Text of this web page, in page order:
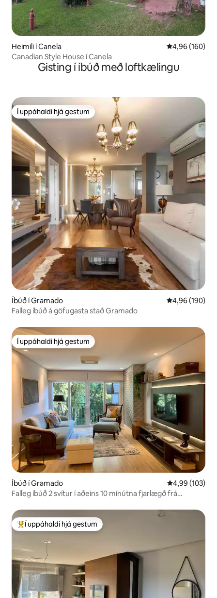
Heimili í Canela 4,96 af 5 í
4,96 (160)
Canadian Style House í Canela
Gisting í íbúð með loftkælingu
Í uppáhaldi hjá gestum
Í uppáhaldi hjá gestum
Íbúð í Gramado 4,96 af 5 í
4,96 (190)
Falleg íbúð á göfugasta stað Gramado
Í uppáhaldi hjá gestum
Í uppáhaldi hjá gestum
Íbúð í Gramado 4,99 af 5 í
4,99 (103)
Falleg íbúð 2 svítur í aðeins 10 mínútna fjarlægð frá
Í mestu uppáhaldi hjá gestum
Í uppáhaldi hjá gestum